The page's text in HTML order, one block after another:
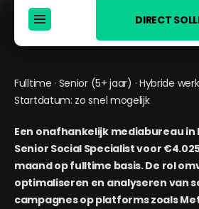
DIRECT
Fulltime · Senior (5+ jaar) · Hybride
Startdatum: zo snel mogelijk
Een onafhankelijk mediabureau in
Senior Social Specialist voor
maand op fulltime basis. De rol
optimaliseren en analyseren van
campagnes op platforms zoals